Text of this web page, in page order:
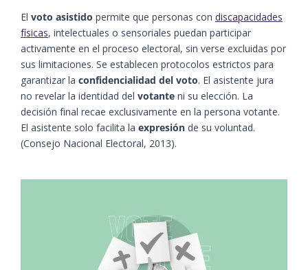
El voto asistido permite que personas con discapacidades
físicas, intelectuales o sensoriales puedan participar
activamente en el proceso electoral, sin verse excluidas por
sus limitaciones. Se establecen protocolos estrictos para
garantizar la confidencialidad del voto. El asistente jura
no revelar la identidad del votante ni su elección. La
decisión final recae exclusivamente en la persona votante.
El asistente solo facilita la expresión de su voluntad. ​
(Consejo Nacional Electoral, 2013)​.